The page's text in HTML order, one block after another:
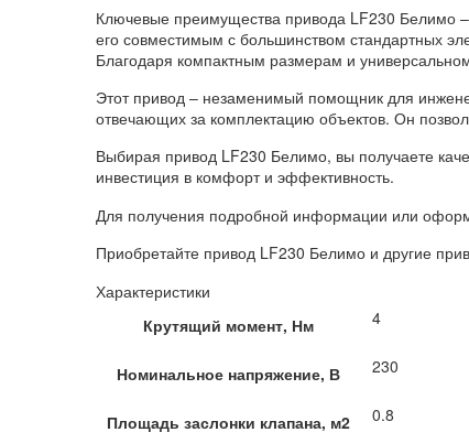
Ключевые преимущества привода LF230 Белимо –
его совместимым с большинством стандартных
Благодаря компактным размерам и
Этот привод – незаменимый помощник для
отвечающих за комплектацию объектов. Он
Выбирая привод LF230 Белимо, вы получаете
инвестиция в комфорт и эффективность.
Для получения подробной информации или
Приобретайте привод LF230 Белимо и другие
Характеристики
Крутящий момент, Нм
4
Номинальное напряжение, В 230
Площадь заслонки клапана, м2 0.8